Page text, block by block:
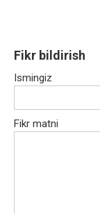
Fikr bildirish
Ismingiz
Fikr matni